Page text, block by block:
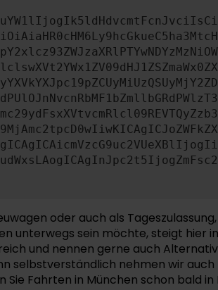
oder auch als
unterwegs sein möchte, steigt hier
und nennen gerne auch
selbstverständlich nehmen wir
Fahrten in München schon bald in